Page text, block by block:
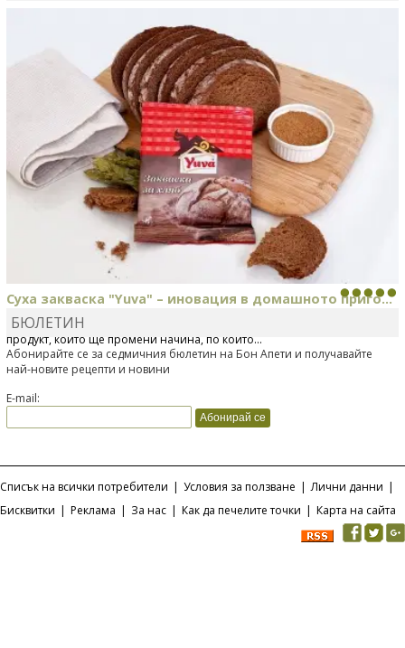
Суха закваска "Yuva" – иновация в домашното приго...
Отскоро Лесафр България стартира предлагането на изцяло нов
продукт, който ще промени начина, по който...
БЮЛЕТИН
Абонирайте се за седмичния бюлетин на Бон Апети и получавайте
най-новите рецепти и новини
E-mail:
Списък на всички потребители | Условия за ползване | Лични данни |
Бисквитки | Реклама | За нас | Как да печелите точки | Карта на сайта